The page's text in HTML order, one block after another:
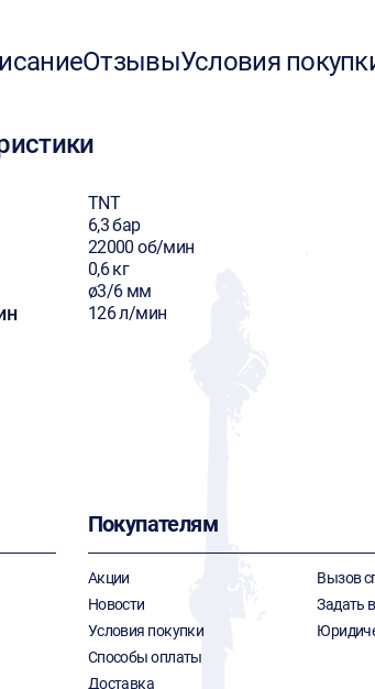
ОтзывыУсловия
TNT
6,3 бар
22000 об/мин
0,6 кг
ø3/6 мм
126 л/мин
Покупателям
Акции
Новости
Условия покупки
Способы оплаты
Доставка
Вызов
Задать